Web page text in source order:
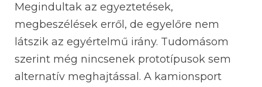
Megindultak az egyeztetések,
megbeszélések erről, de egyelőre nem
látszik az egyértelmű irány. Tudomásom
szerint még nincsenek prototípusok sem
alternatív meghajtással. A kamionsport